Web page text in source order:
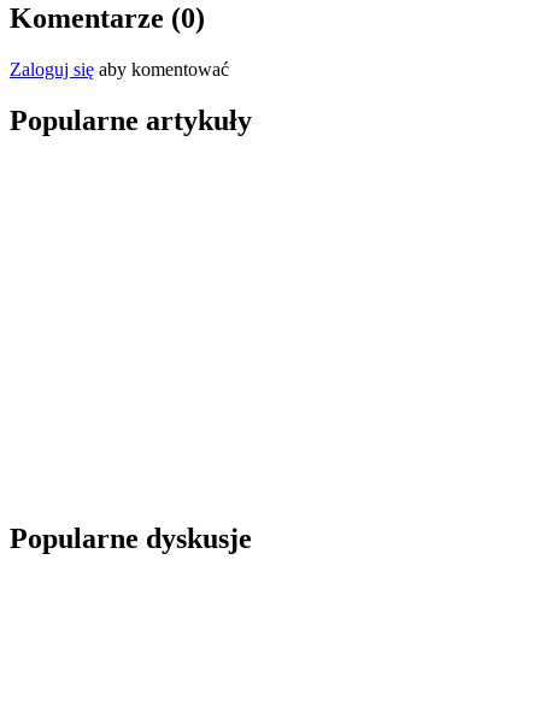
Komentarze (0)
Zaloguj się aby komentować
Popularne artykuły
Popularne dyskusje